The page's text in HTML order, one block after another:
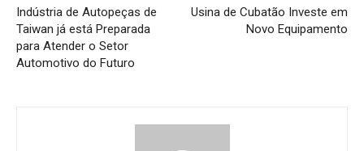
Indústria de Autopeças de
Taiwan já está Preparada
para Atender o Setor
Automotivo do Futuro
Usina de Cubatão Investe em
Novo Equipamento